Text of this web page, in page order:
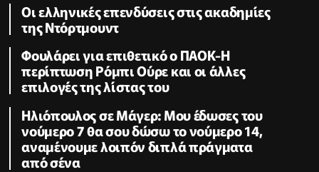
Οι ελληνικές επενδύσεις στις ακαδημίες
της Ντόρτμουντ
Φουλάρει για επιθετικό ο ΠΑΟΚ-Η
περίπτωση Ρόμπι Ούρε και οι άλλες
επιλογές της λίστας του
Ηλιόπουλος σε Μάγερ: Μου έδωσες του
νούμερο 7 θα σου δώσω το νούμερο 14,
αναμένουμε λοιπόν διπλά πράγματα
από σένα